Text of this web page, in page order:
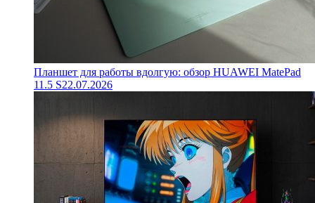
Планшет для работы вдолгую: обзор HUAWEI MatePad
11.5 S22.07.2026